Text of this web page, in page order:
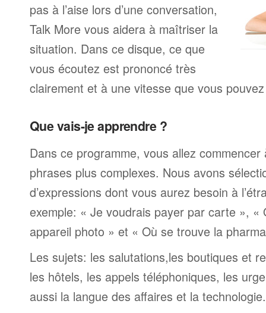
pas à l’aise lors d’une conversation,
Talk More vous aidera à maîtriser la
situation. Dans ce disque, ce que
vous écoutez est prononcé très
clairement et à une vitesse que vous
Que vais-je apprendre ?
Dans ce programme, vous allez
phrases plus complexes. Nous avons
d’expressions dont vous aurez besoin à
exemple: « Je voudrais payer par carte », «
appareil photo » et « Où se trouve la
Les sujets: les salutations,les boutiques et
les hôtels, les appels téléphoniques, les
aussi la langue des affaires et la technologie.